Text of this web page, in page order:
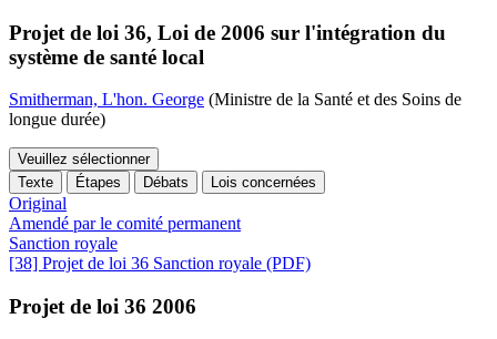
Projet de loi 36, Loi de 2006 sur l'intégration du
système de santé local
Smitherman, L'hon. George (Ministre de la Santé et des Soins de
longue durée)
Veuillez sélectionner
Texte
Étapes Débats Lois concernées
Original
Amendé par le comité permanent
Sanction royale
[38] Projet de loi 36 Sanction royale (PDF)
Projet de loi 36 2006